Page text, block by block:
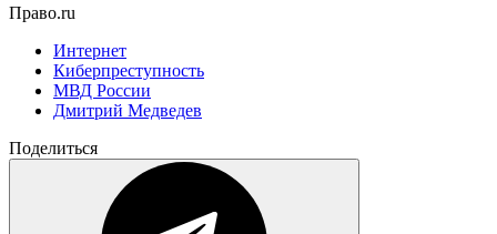
Право.ru
Интернет
Киберпреступность
МВД России
Дмитрий Медведев
Поделиться